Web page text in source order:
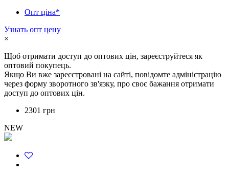
Опт ціна*
Узнать опт цену
×
Щоб отримати доступ до оптових цін, зареєструйтеся як
оптовий покупець.
Якщо Ви вже зареєстровані на сайті, повідомте адміністрацію
через форму зворотного зв'язку, про своє бажання отримати
доступ до оптових цін.
2301 грн
NEW